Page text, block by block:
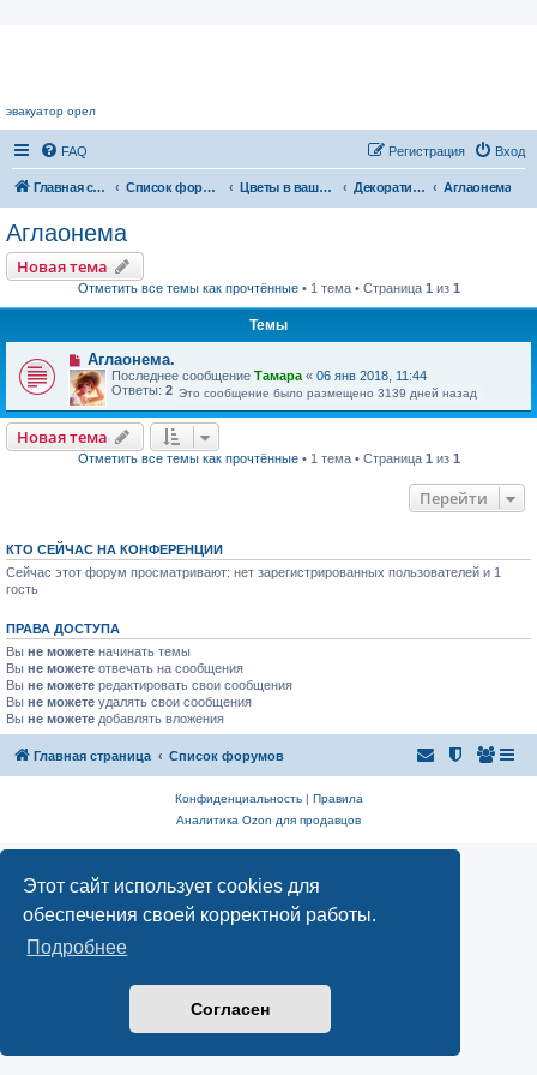
Этот сайт использует cookies для
обеспечения своей корректной работы.
Подробнее
Согласен
эвакуатор орел
FAQ Вход
Регистрация
Главная страница Список форумов Цветы в вашем доме Декоративнолиственные растения Аглаонема
Аглаонема
Новая тема
Отметить все темы как прочтённые• 1 тема • Страница 1 из 1
Темы
Аглаонема.
Последнее сообщение Тамара « 06 янв 2018, 11:44
Ответы: 2 Это сообщение было размещено 3139 дней назад
Новая тема
Отметить все темы как прочтённые• 1 тема • Страница 1 из 1
Перейти
КТО СЕЙЧАС НА КОНФЕРЕНЦИИ
Сейчас этот форум просматривают: нет зарегистрированных пользователей и 1
гость
ПРАВА ДОСТУПА
Вы не можете начинать темы
Вы не можете отвечать на сообщения
Вы не можете редактировать свои сообщения
Вы не можете удалять свои сообщения
Вы не можете добавлять вложения
Главная страница Список форумов
Конфиденциальность| Правила
Аналитика Ozon для продавцов